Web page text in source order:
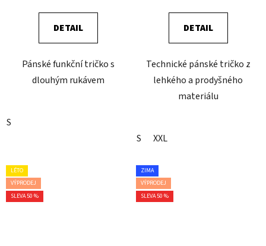
DETAIL
Pánské funkční tričko s
dlouhým rukávem
S
DETAIL
Technické pánské tričko z
lehkého a prodyšného
materiálu
S XXL
LÉTO
VÝPRODEJ
SLEVA 50 %
ZIMA
VÝPRODEJ
SLEVA 50 %